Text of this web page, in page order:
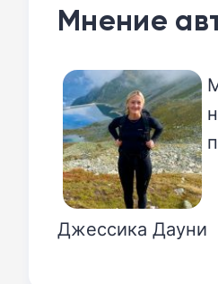
Мнение
Джессика Дауни